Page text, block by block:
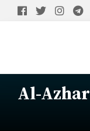
Al-Azhar